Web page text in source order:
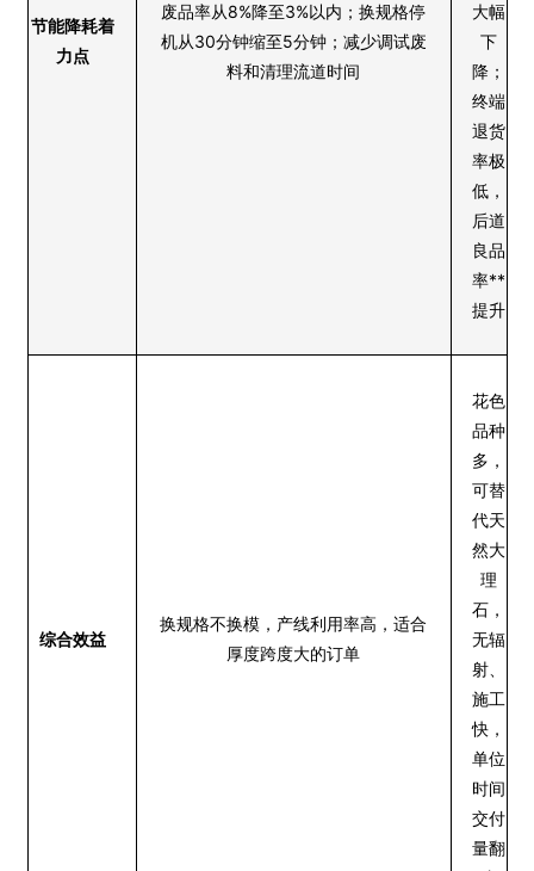
节能降耗着
力点
废品率从8%降至3%以内；换规格停
机从30分钟缩至5分钟；减少调试废
料和清理流道时间
大幅
下
降；
终端
退货
率极
低，
后道
良品
率**
提升
综合效益
换规格不换模，产线利用率高，适合
厚度跨度大的订单
花色
品种
多，
可替
代天
然大
理
石，
无辐
射、
施工
快，
单位
时间
交付
量翻